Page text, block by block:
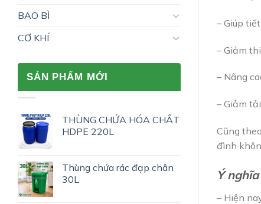
BAO BÌ
CƠ KHÍ
SẢN PHẨM MỚI
THÙNG CHỨA HÓA CHẤT
HDPE 220L
Thùng chứa rác đạp chân
30L
– Giúp
– Giảm
– Nâng
– Giảm
Cũng
đình
Ý
– Hiện